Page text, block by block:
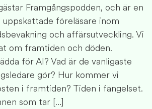
Framgångspodden, och är en
uppskattade föreläsare inom
och affärsutveckling. Vi
om framtiden och döden.
för AI? Vad är de vanligaste
gör? Hur kommer vi
i framtiden? Tiden i fängelset.
som tar […]